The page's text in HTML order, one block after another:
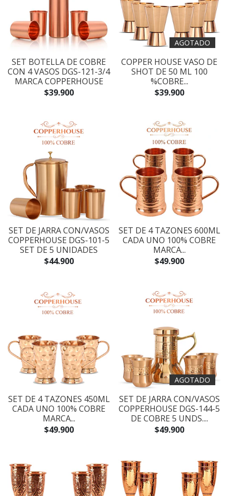
SET BOTELLA DE COBRE
CON 4 VASOS DGS-121-3/4
MARCA COPPERHOUSE
$39.900
AGOTADO
COPPER HOUSE VASO DE
SHOT DE 50 ML 100
%COBRE...
$39.900
SET DE JARRA CON/VASOS
COPPERHOUSE DGS-101-5
SET DE 5 UNIDADES
$44.900
SET DE 4 TAZONES 600ML
CADA UNO 100% COBRE
MARCA...
$49.900
SET DE 4 TAZONES 450ML
CADA UNO 100% COBRE
MARCA...
$49.900
AGOTADO
SET DE JARRA CON/VASOS
COPPERHOUSE DGS-144-5
DE COBRE 5 UNDS....
$49.900